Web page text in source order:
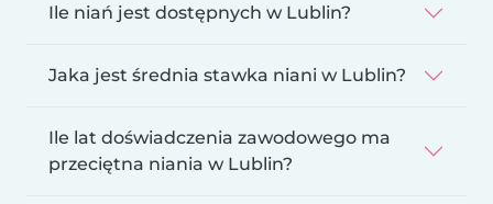
Ile niań jest dostępnych w Lublin?
Jaka jest średnia stawka niani w Lublin?
Ile lat doświadczenia zawodowego ma
przeciętna niania w Lublin?